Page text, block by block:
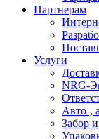
Партнерам
Услуги
NRG-
Авто-,
Забор